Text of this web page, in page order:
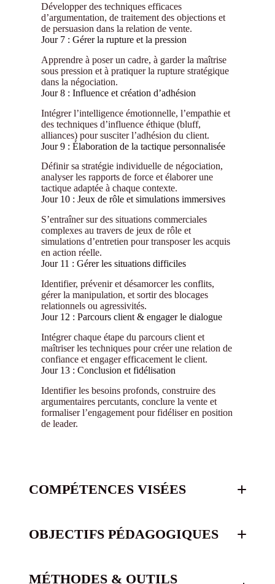
Développer des techniques efficaces
d’argumentation, de traitement des objections et
de persuasion dans la relation de vente.
Jour 7 : Gérer la rupture et la pression
Apprendre à poser un cadre, à garder la maîtrise
sous pression et à pratiquer la rupture stratégique
dans la négociation.
Jour 8 : Influence et création d’adhésion
Intégrer l’intelligence émotionnelle, l’empathie et
des techniques d’influence éthique (bluff,
alliances) pour susciter l’adhésion du client.
Jour 9 : Élaboration de la tactique personnalisée
Définir sa stratégie individuelle de négociation,
analyser les rapports de force et élaborer une
tactique adaptée à chaque contexte.
Jour 10 : Jeux de rôle et simulations immersives
S’entraîner sur des situations commerciales
complexes au travers de jeux de rôle et
simulations d’entretien pour transposer les acquis
en action réelle.
Jour 11 : Gérer les situations difficiles
Identifier, prévenir et désamorcer les conflits,
gérer la manipulation, et sortir des blocages
relationnels ou agressivités.
Jour 12 : Parcours client & engager le dialogue
Intégrer chaque étape du parcours client et
maîtriser les techniques pour créer une relation de
confiance et engager efficacement le client.
Jour 13 : Conclusion et fidélisation
Identifier les besoins profonds, construire des
argumentaires percutants, conclure la vente et
formaliser l’engagement pour fidéliser en position
de leader.
COMPÉTENCES VISÉES
OBJECTIFS PÉDAGOGIQUES
Recruter des collaborateurs
MÉTHODES & OUTILS